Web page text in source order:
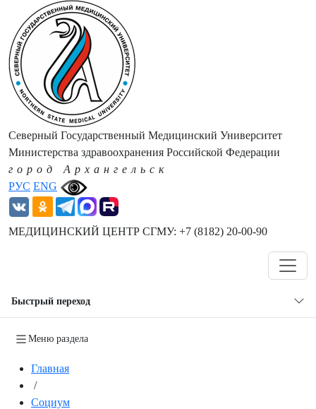
РУС ENG
Северный Государственный Медицинский Университет
Министерства здравоохранения Российской Федерации
город Архангельск
МЕДИЦИНСКИЙ ЦЕНТР СГМУ: +7 (8182) 20-00-90
Быстрый переход
Меню раздела
Главная
/
Социум